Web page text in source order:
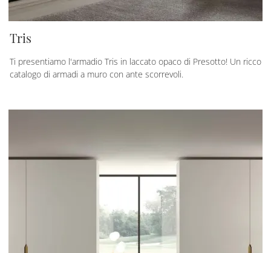
Tris
Ti presentiamo l'armadio Tris in laccato opaco di Presotto! Un ricco
catalogo di armadi a muro con ante scorrevoli.